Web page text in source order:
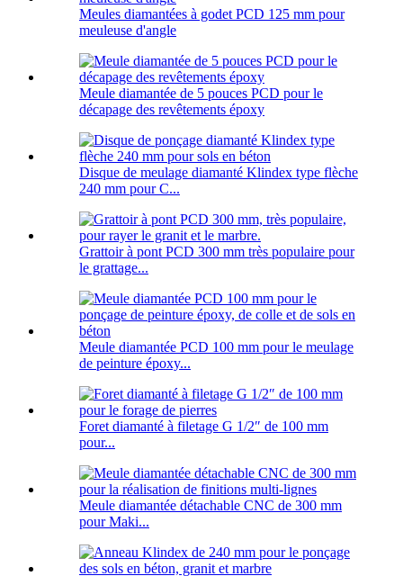
Meules diamantées à godet PCD 125 mm pour
meuleuse d'angle
Meule diamantée de 5 pouces PCD pour le
décapage des revêtements époxy
Disque de meulage diamanté Klindex type flèche
240 mm pour C...
Grattoir à pont PCD 300 mm très populaire pour
le grattage...
Meule diamantée PCD 100 mm pour le meulage
de peinture époxy...
Foret diamanté à filetage G 1/2″ de 100 mm
pour...
Meule diamantée détachable CNC de 300 mm
pour Maki...